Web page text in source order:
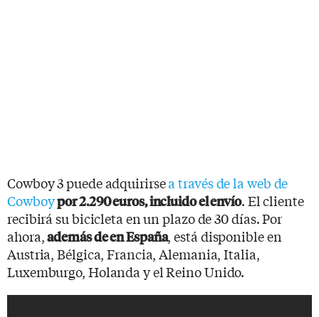
Cowboy 3 puede adquirirsea través de la web de
Cowboypor 2.290 euros, incluido el envío. El cliente
recibirá su bicicleta en un plazo de 30 días. Por
ahora,además de en España, está disponible en
Austria, Bélgica, Francia, Alemania, Italia,
Luxemburgo, Holanda y el Reino Unido.